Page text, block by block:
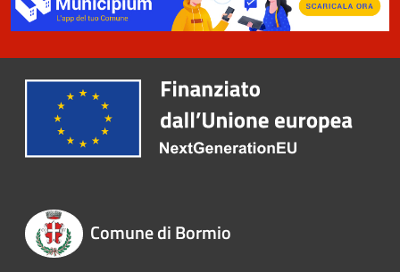
Comune di Bormio